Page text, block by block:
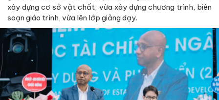
xây dựng cơ sở vật chất, vừa xây dựng chương trình, biên
soạn giáo trình, vừa lên lớp giảng dạy.